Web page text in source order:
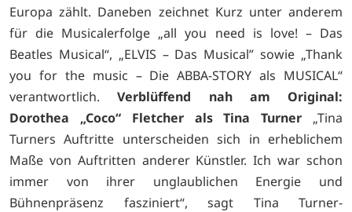
Europa zählt. Daneben zeichnet Kurz unter anderem
für die Musicalerfolge „all you need is love! – Das
Beatles Musical“, „ELVIS – Das Musical” sowie „Thank
you for the music – Die ABBA-STORY als MUSICAL“
verantwortlich.Verblüffend nah am Original:
Dorothea „Coco“ Fletcher als Tina Turner „Tina
Turners Auftritte unterscheiden sich in erheblichem
Maße von Auftritten anderer Künstler. Ich war schon
immer von ihrer unglaublichen Energie und
Bühnenpräsenz fasziniert“, sagt Tina Turner-